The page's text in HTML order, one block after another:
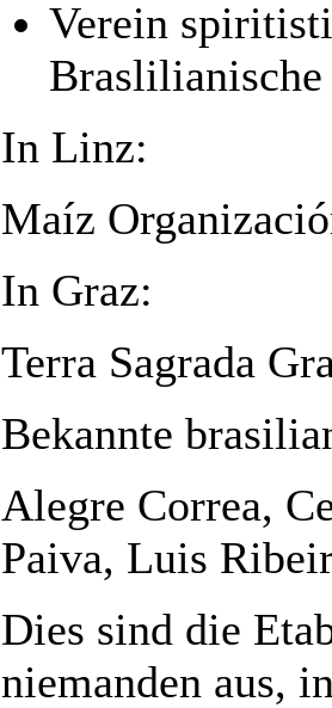
Verein
In Linz:
Maíz
In Graz:
Terra Sagrada
Bekannte
Alegre Correa,
Paiva, Luis
Dies sind die
niemanden aus,